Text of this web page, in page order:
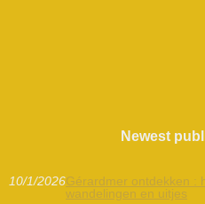
Newest
10/1/2026Gérardmer ontdekken :
wandelingen en uitjes